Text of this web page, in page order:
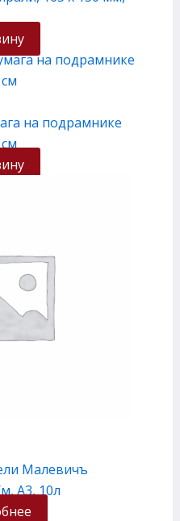
на подрамнике
Малевичъ
А3, 10л